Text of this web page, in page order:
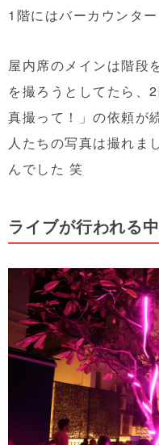
1階にはバーカウンター
屋内席のメインは階段
を撮ろうとしてたら、
真撮って！」の依頼が
人たちの写真は撮れま
んでした 笑
ライブが行われる